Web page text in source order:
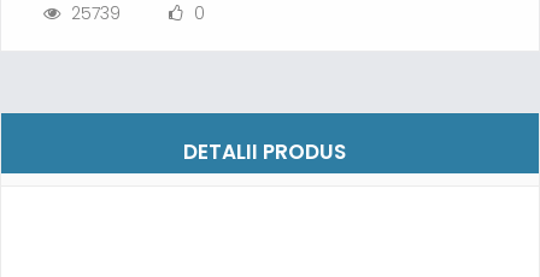
25739 0
DETALII PRODUS